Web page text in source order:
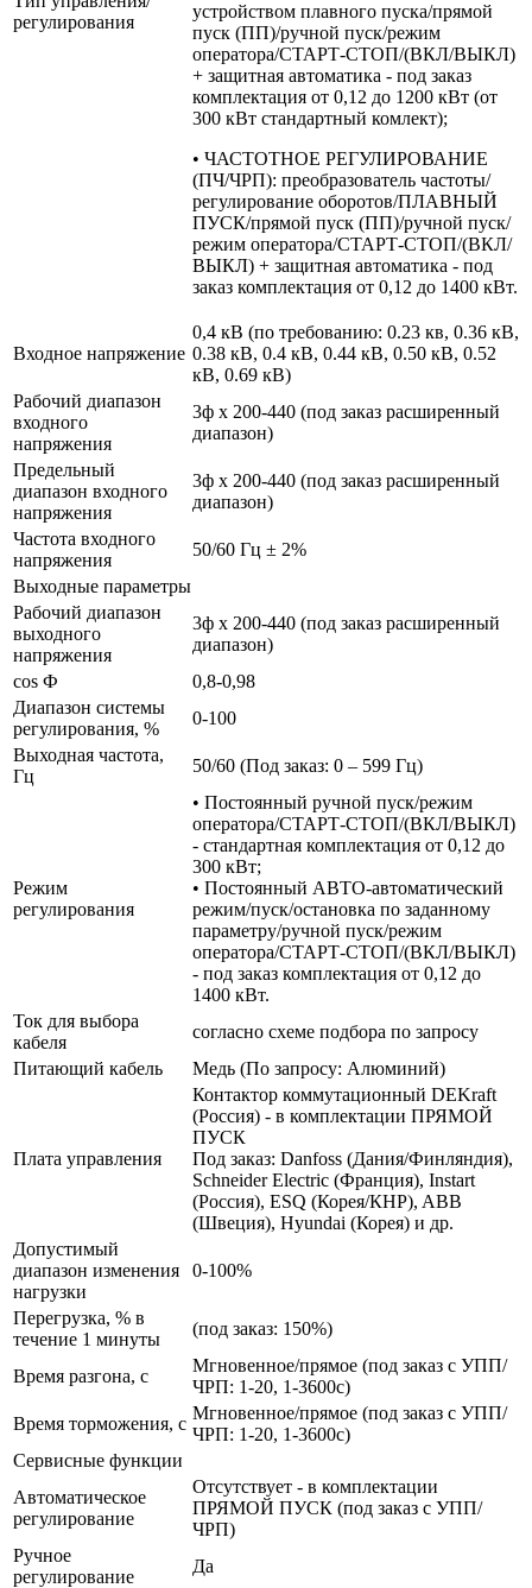
регулирования
устройством плавного пуска/прямой
пуск (ПП)/ручной пуск/режим
оператора/СТАРТ-СТОП/(ВКЛ/ВЫКЛ)
+ защитная автоматика - под заказ
комплектация от 0,12 до 1200 кВт (от
300 кВт стандартный комлект);
• ЧАСТОТНОЕ РЕГУЛИРОВАНИЕ
(ПЧ/ЧРП): преобразователь частоты/
регулирование оборотов/ПЛАВНЫЙ
ПУСК/прямой пуск (ПП)/ручной пуск/
режим оператора/СТАРТ-СТОП/(ВКЛ/
ВЫКЛ) + защитная автоматика - под
заказ комплектация от 0,12 до 1400 кВт.
Входное напряжение
0,4 кВ (по требованию: 0.23 кв, 0.36 кВ,
0.38 кВ, 0.4 кВ, 0.44 кВ, 0.50 кВ, 0.52
кВ, 0.69 кВ)
Рабочий диапазон
входного
напряжения
3ф х 200-440 (под заказ расширенный
диапазон)
Предельный
диапазон входного
напряжения
3ф х 200-440 (под заказ расширенный
диапазон)
Частота входного
напряжения
50/60 Гц ± 2%
Выходные параметры
Рабочий диапазон
выходного
напряжения
3ф х 200-440 (под заказ расширенный
диапазон)
cos Ф
0,8-0,98
Диапазон системы
регулирования, %
0-100
Выходная частота,
Гц
50/60 (Под заказ: 0 – 599 Гц)
Режим
регулирования
• Постоянный ручной пуск/режим
оператора/СТАРТ-СТОП/(ВКЛ/ВЫКЛ)
- стандартная комплектация от 0,12 до
300 кВт;
• Постоянный АВТО-автоматический
режим/пуск/остановка по заданному
параметру/ручной пуск/режим
оператора/СТАРТ-СТОП/(ВКЛ/ВЫКЛ)
- под заказ комплектация от 0,12 до
1400 кВт.
Ток для выбора
кабеля
согласно схеме подбора по запросу
Питающий кабель
Медь (По запросу: Алюминий)
Плата управления
Контактор коммутационный DEKraft
(Россия) - в комплектации ПРЯМОЙ
ПУСК
Под заказ: Danfoss (Дания/Финляндия),
Schneider Electric (Франция), Instart
(Россия), ESQ (Корея/КНР), ABB
(Швеция), Hyundai (Корея) и др.
Допустимый
диапазон изменения
нагрузки
0-100%
Перегрузка, % в
течение 1 минуты
(под заказ: 150%)
Время разгона, с
Мгновенное/прямое (под заказ с УПП/
ЧРП: 1-20, 1-3600с)
Время торможения, с
Мгновенное/прямое (под заказ с УПП/
ЧРП: 1-20, 1-3600с)
Сервисные функции
Автоматическое
регулирование
Отсутствует - в комплектации
ПРЯМОЙ ПУСК (под заказ с УПП/
ЧРП)
Ручное
регулирование
Да